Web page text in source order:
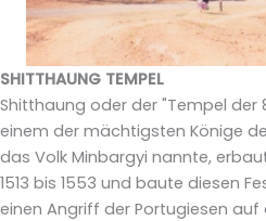
SHITTHAUNG TEMPEL
Shitthaung oder der "Tempel der
einem der mächtigsten Könige
das Volk Minbargyi nannte,
1513 bis 1553 und baute diesen
einen Angriff der Portugiesen auf